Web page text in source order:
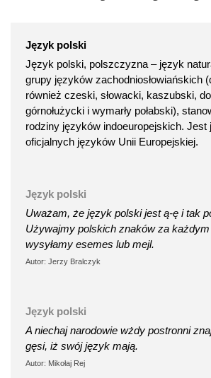
Język polski
Język polski, polszczyzna – język
grupy języków zachodniosłowiańskich
również czeski, słowacki, kaszubski,
górnołużycki i wymarły połabski),
rodziny języków indoeuropejskich. Jest
oficjalnych języków Unii Europejskiej.
Język polski
Uważam, że język polski jest ą-ę i tak
Używajmy polskich znaków za
wysyłamy esemes lub mejl.
Autor: Jerzy Bralczyk
Język polski
A niechaj narodowie wżdy postronni
gęsi, iż swój język mają.
Autor: Mikołaj Rej